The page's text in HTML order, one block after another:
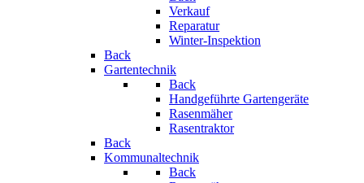
Verkauf
Reparatur
Winter-Inspektion
Back
Gartentechnik
Back
Handgeführte Gartengeräte
Rasenmäher
Rasentraktor
Back
Kommunaltechnik
Back